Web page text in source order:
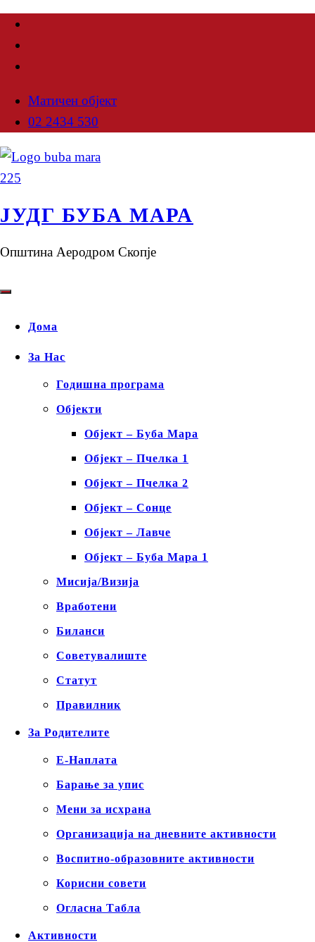
Матичен објект
02 2434 530
ЈУДГ БУБА МАРА
Општина Аеродром Скопје
Дома
За Нас
Годишна програма
Објекти
Објект – Буба Мара
Објект – Пчелка 1
Објект – Пчелка 2
Објект – Сонце
Објект – Лавче
Објект – Буба Мара 1
Мисија/Визија
Вработени
Биланси
Советувалиште
Статут
Правилник
За Родителите
Е-Наплата
Барање за упис
Мени за исхрана
Организација на дневните активности
Воспитно-образовните активности
Корисни совети
Огласна Табла
Активности